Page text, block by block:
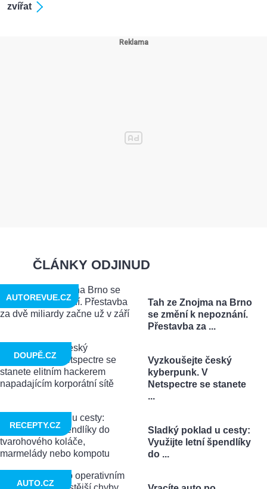
zvířat
ČLÁNKY ODJINUD
Tah ze Znojma na Brno
se změní k nepoznání.
Přestavba za ...
AUTOREVUE.CZ
Vyzkoušejte český
kyberpunk. V
Netspectre se stanete
...
DOUPĚ.CZ
Sladký poklad u cesty:
Využijte letní špendlíky
do ...
RECEPTY.CZ
AUTO.CZ